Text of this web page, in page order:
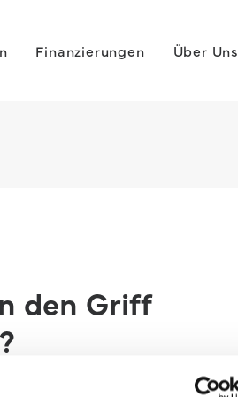
Finanzierungen Über Uns
den Griff